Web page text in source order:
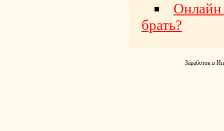
брать?
Заработок в